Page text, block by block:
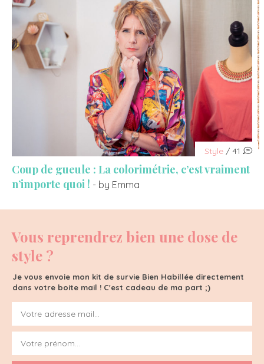
Style / 41
Coup de gueule : La colorimétrie, c’est vraiment
n’importe quoi ! - by Emma
Vous reprendrez bien une dose de
style ?
Je vous envoie mon kit de survie Bien Habillée directement
dans votre boite mail ! C'est cadeau de ma part ;)